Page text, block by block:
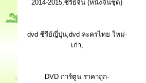
2014-2015,ซีรีย์จีน (หนังจีนชุด)
dvd ซีรีย์ญี่ปุ่น,dvd ละครไทย ใหม่-
เก่า,
DVD การ์ตูน ราคาถูก-